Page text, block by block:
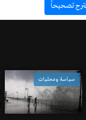
تصحيحاً
سياسة ومحليات